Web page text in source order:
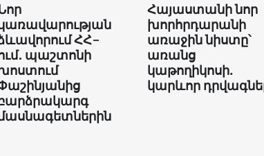
ՀՀ-
պաշտոնի
Հայաստանի նոր
խորհրդարանի
առաջին նիստը՝
առանց
կաթողիկոսի.
կարևոր